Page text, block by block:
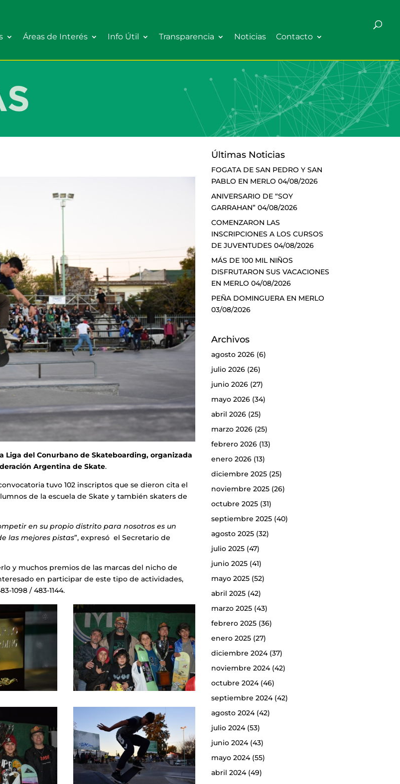
Áreas de Interés Info Útil Transparencia Noticias Contacto
Liga del Conurbano de Skateboarding, organizada
Argentina de Skate.
tuvo 102 inscriptos que se dieron cita el
de la escuela de Skate y también skaters de
en su propio distrito para nosotros es un
las mejores pistas”, expresó el Secretario de
y muchos premios de las marcas del nicho de
en participar de este tipo de actividades,
1098 / 483-1144.
Últimas Noticias
FOGATA DE SAN PEDRO Y SAN
PABLO EN MERLO 04/08/2026
ANIVERSARIO DE “SOY
GARRAHAN” 04/08/2026
COMENZARON LAS
INSCRIPCIONES A LOS CURSOS
DE JUVENTUDES 04/08/2026
MÁS DE 100 MIL NIÑOS
DISFRUTARON SUS VACACIONES
EN MERLO 04/08/2026
PEÑA DOMINGUERA EN MERLO
03/08/2026
Archivos
agosto 2026(6)
julio 2026(26)
junio 2026(27)
mayo 2026(34)
abril 2026(25)
marzo 2026(25)
febrero 2026(13)
enero 2026(13)
diciembre 2025(25)
noviembre 2025(26)
octubre 2025(31)
septiembre 2025(40)
agosto 2025(32)
julio 2025(47)
junio 2025(41)
mayo 2025(52)
abril 2025(42)
marzo 2025(43)
febrero 2025(36)
enero 2025(27)
diciembre 2024(37)
noviembre 2024(42)
octubre 2024(46)
septiembre 2024(42)
agosto 2024(42)
julio 2024(53)
junio 2024(43)
mayo 2024(55)
abril 2024(49)